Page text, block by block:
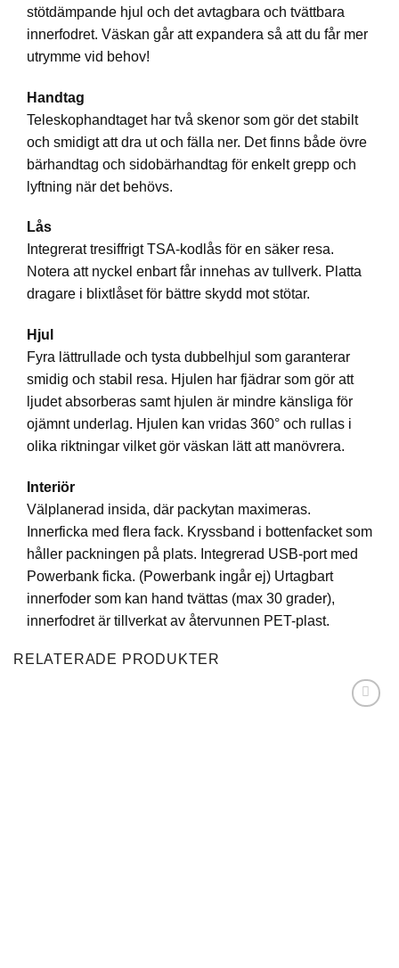
stötdämpande hjul och det avtagbara och tvättbara
innerfodret. Väskan går att expandera så att du får mer
utrymme vid behov!
Handtag
Teleskophandtaget har två skenor som gör det stabilt
och smidigt att dra ut och fälla ner. Det finns både övre
bärhandtag och sidobärhandtag för enkelt grepp och
lyftning när det behövs.
Lås
Integrerat tresiffrigt TSA-kodlås för en säker resa.
Notera att nyckel enbart får innehas av tullverk. Platta
dragare i blixtlåset för bättre skydd mot stötar.
Hjul
Fyra lättrullade och tysta dubbelhjul som garanterar
smidig och stabil resa. Hjulen har fjädrar som gör att
ljudet absorberas samt hjulen är mindre känsliga för
ojämnt underlag. Hjulen kan vridas 360° och rullas i
olika riktningar vilket gör väskan lätt att manövrera.
Interiör
Välplanerad insida, där packytan maximeras.
Innerficka med flera fack. Kryssband i bottenfacket som
håller packningen på plats. Integrerad USB-port med
Powerbank ficka. (Powerbank ingår ej) Urtagbart
innerfoder som kan hand tvättas (max 30 grader),
innerfodret är tillverkat av återvunnen PET-plast.
RELATERADE PRODUKTER